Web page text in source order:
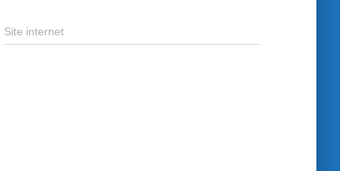
Site internet